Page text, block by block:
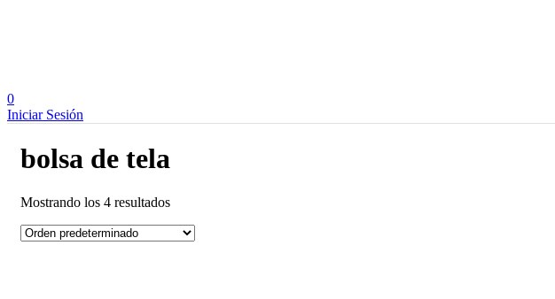
0
Iniciar Sesión
bolsa de tela
Mostrando los 4 resultados